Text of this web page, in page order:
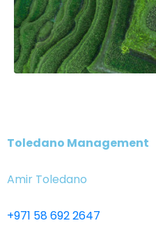
Toledano Management
Amir Toledano
+971 58 692 2647